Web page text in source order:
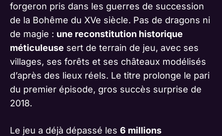
forgeron pris dans les guerres de succession
de la Bohême du XVe siècle. Pas de dragons ni
de magie : une reconstitution historique
méticuleuse sert de terrain de jeu, avec ses
villages, ses forêts et ses châteaux modélisés
d’après des lieux réels. Le titre prolonge le pari
du premier épisode, gros succès surprise de
2018.
Le jeu a déjà dépassé les 6 millions